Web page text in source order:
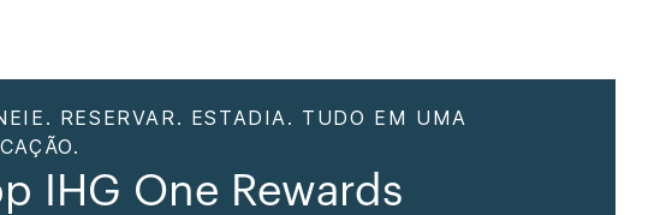
RESERVAR. ESTADIA. TUDO EM UMA
IHG One Rewards